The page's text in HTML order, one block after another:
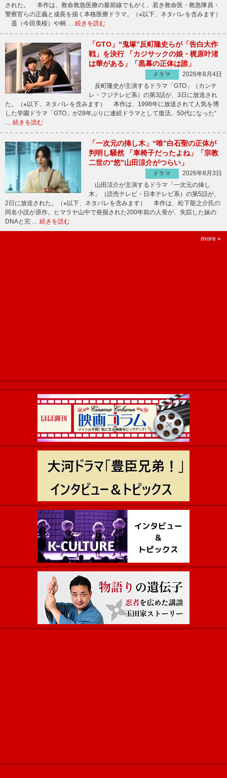
された。 本作は、救命救急医療の最前線でもがく、若き救命医・救急隊員・
警察官らの正義と成長を描く本格医療ドラマ。（※以下、ネタバレを含みます）
遥（今田美桜）や桐 … 続きを読む
「GTO」“鬼塚”反町隆史らが「告白大作
戦」を決行 「カジサックの娘・梶原叶渚
は華がある」「黒幕の正体は誰」
ドラマ
2026年8月4日
反町隆史が主演するドラマ「GTO」（カンテ
レ・フジテレビ系）の第3話が、3日に放送され
た。（※以下、ネタバレを含みます） 本作は、1998年に放送されて人気を博
した学園ドラマ「GTO」が28年ぶりに連続ドラマとして復活。50代になった“
続きを読む
「一次元の挿し木」“唯”白石聖の正体が
判明し騒然 「車椅子だったよね」「宗教
二世の“悠”山田涼介がつらい」
ドラマ
2026年8月3日
山田涼介が主演するドラマ「一次元の挿し
木」（読売テレビ・日本テレビ系）の第5話が、
2日に放送された。（※以下、ネタバレを含みます） 本作は、松下龍之介氏の
同名小説が原作。ヒマラヤ山中で発掘された200年前の人骨が、失踪した妹の
DNAと完 … 続きを読む
more »